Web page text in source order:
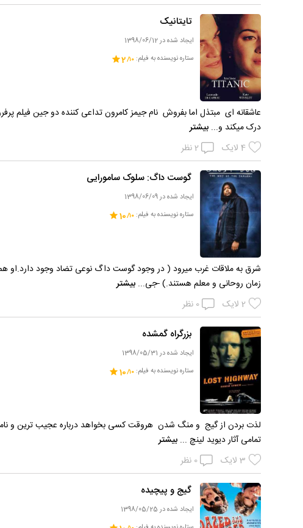
تایتانیک
ایجاد شده در 1398/06/12
ستاره نویسنده به فیلم:
2
عاشقانه ای مبتذل اما بفروش نام جیمز کامرون تداعی کننده‌‌ دو جین فیلم
درک میکند و...بیشتر
4 لایک 2نظر
گوست داگ: سلوک سامورایی
ایجاد شده در 1398/06/09
ستاره نویسنده به فیلم:
10
شرق به ملاقات غرب میرود ( در وجود گوست داگ نوعی تضاد وجود
زمان روحانی و معلم هستند.) -جی...بیشتر
2 لایک 0 نظر
بزرگراه گمشده
ایجاد شده در 1398/05/31
ستاره نویسنده به فیلم:
10
لذت بردن از گیج و منگ شدن هروقت کسی بخواهد درباره عجیب ترین و
تمامی آثار دیوید لینچ ...بیشتر
3 لایک 0 نظر
گیج و پیچیده
ایجاد شده در 1398/05/25